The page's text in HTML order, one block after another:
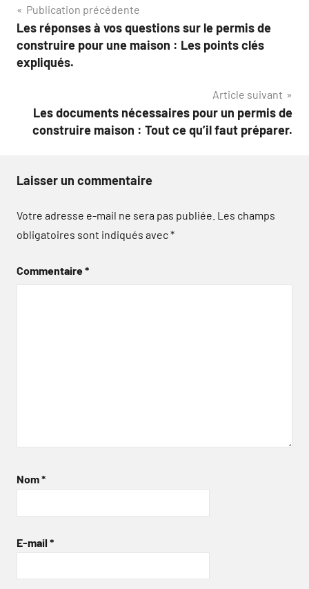
Navigation
de
l’article
Publication précédente
Les réponses à vos questions sur le permis de
construire pour une maison : Les points clés
expliqués.
Article suivant
Les documents nécessaires pour un permis de
construire maison : Tout ce qu’il faut préparer.
Laisser un commentaire
Votre adresse e-mail ne sera pas publiée. Les champs
obligatoires sont indiqués avec*
Commentaire*
Nom*
E-mail *